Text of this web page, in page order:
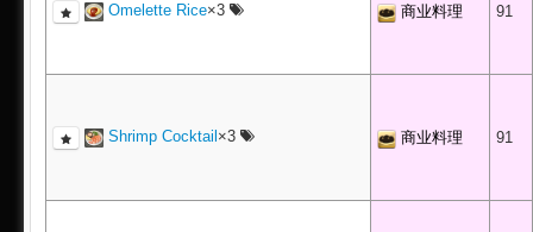
Omelette Rice×3 商业料理 91
Shrimp Cocktail ×3 商业料理 91